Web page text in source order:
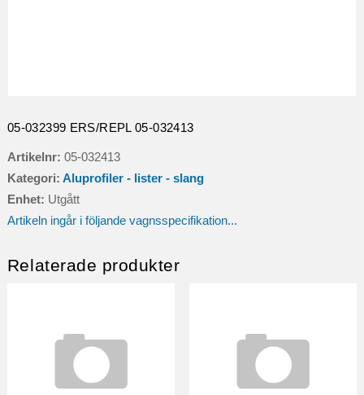
05-032399 ERS/REPL 05-032413
Artikelnr: 05-032413
Kategori: Aluprofiler - lister - slang
Enhet: Utgått
Artikeln ingår i följande vagnsspecifikation...
Relaterade produkter